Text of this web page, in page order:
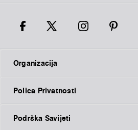
Organizacija
Polica Privatnosti
Podrška Savijeti